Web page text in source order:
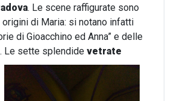
. Le scene raffigurate sono
di Maria: si notano infatti
di Gioacchino ed Anna” e delle
Le sette splendide vetrate